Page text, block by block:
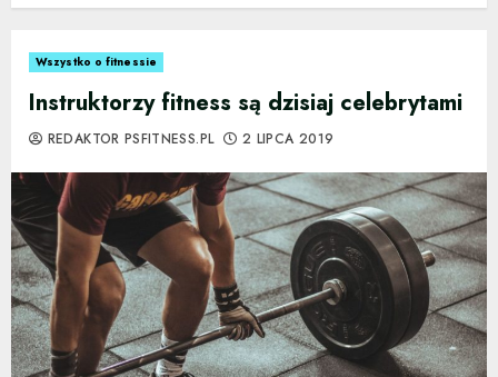
Wszystko o fitnessie
Instruktorzy fitness są dzisiaj celebrytami
REDAKTOR PSFITNESS.PL 2 LIPCA 2019